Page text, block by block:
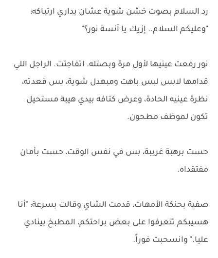
رد السلام بصوت خشن شوية عشان يداري ارتباكه:
"وعليكم السلام.. إزيك يا آنسة نور؟"
نور رفعت عينيها لأول مرة وبصتله. اتفاجئت. الراجل اللي
قدامها لابس لبس باهت ومبهدل شوية، بس قعدته،
نظرة عينيه الحادة، وعرض كتافه بيدي هيبة مستحيل
تكون لموظف مطحون.
حست برهبة غريبة، بس في نفس الوقت، حست بأمان
مفتقداه.
صفية بحنكة الأمهات، قدمت الشاي وقالت بسرعة: "أنا
هسيبكم تتعرفوا على بعض براحتكم، المطبخ بينادي
عليا." وانسحبت فوراً.